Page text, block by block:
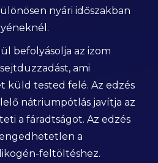
nyári időszakban
befolyásolja az izom
ami
küld tested felé. Az edzés
nátriumpótlás javítja az
a fáradtságot. Az edzés
a
feltöltéshez.